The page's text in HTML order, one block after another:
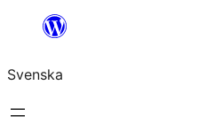
Hoppa
innehåll
Svenska